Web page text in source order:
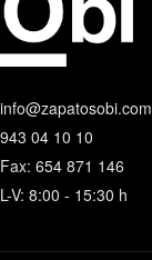
info@zapatosobi.com
943 04 10 10
Fax: 654 871 146
L-V: 8:00 - 15:30 h